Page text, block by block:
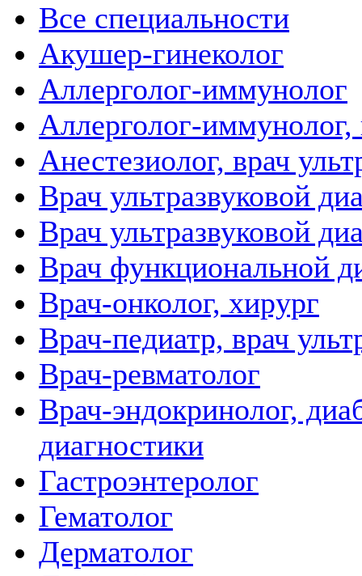
Все специальности
Акушер-гинеколог
Аллерголог-иммунолог
Аллерголог-иммунолог,
Анестезиолог, врач
Врач ультразвуковой
Врач ультразвуковой
Врач функциональной
Врач-онколог, хирург
Врач-педиатр, врач
Врач-ревматолог
Врач-эндокринолог,
диагностики
Гастроэнтеролог
Гематолог
Дерматолог